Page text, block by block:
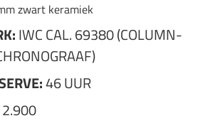
zwart keramiek
IWC CAL. 69380 (COLUMN-
46 UUR